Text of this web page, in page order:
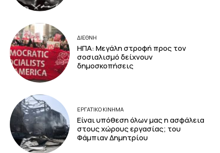
ΔΙΕΘΝΗ
ΗΠΑ: Μεγάλη στροφή προς τον
σοσιαλισμό δείχνουν
δημοσκοπήσεις
ΕΡΓΑΤΙΚΟ ΚΙΝΗΜΑ
Είναι υπόθεση όλων μας η ασφάλεια
στους χώρους εργασίας; του
Φάμπιαν Δημητρίου